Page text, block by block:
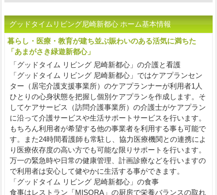
グッドタイムリビング尼崎新都心 ホーム基本情報
暮らし・医療・教育が建ち並ぶ賑わいのある活気に満ちた
「あまがさき緑遊新都心」
「グッドタイム リビング 尼崎新都心」の介護と看護
「グッドタイム リビング 尼崎新都心」ではケアプランセン
ター（居宅介護支援事業所）のケアプランナーが利用者1人
ひとりの心身状態を把握し個別ケアプランを作成します。そ
してケアサービス（訪問介護事業所）の介護士がケアプラン
に沿って介護サービスや生活サポートサービスを行います。
もちろん利用者が希望する他の事業者を利用する事も可能で
す。また24時間看護師も常駐し、協力医療機関との連携によ
り医療依存度の高い方でも可能な限りサポートを行います。
万一の緊急時や日常の健康管理、計画診療などを行いますの
で利用者は安心して健やかに生活する事ができます。
「グッドタイム リビング 尼崎新都心」の食事
食事はレストラン「MISORA」の厨房で栄養バランスの取れ